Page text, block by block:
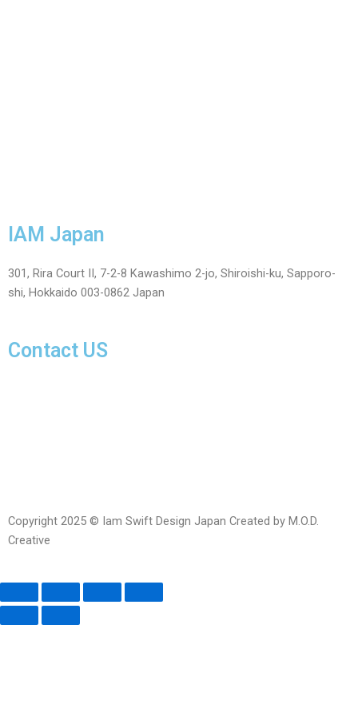
IAM Japan
301, Rira Court II, 7-2-8 Kawashimo 2-jo, Shiroishi-ku, Sapporo-
shi, Hokkaido 003-0862 Japan
Contact US
Copyright 2025 © Iam Swift Design Japan Created by M.O.D.
Creative